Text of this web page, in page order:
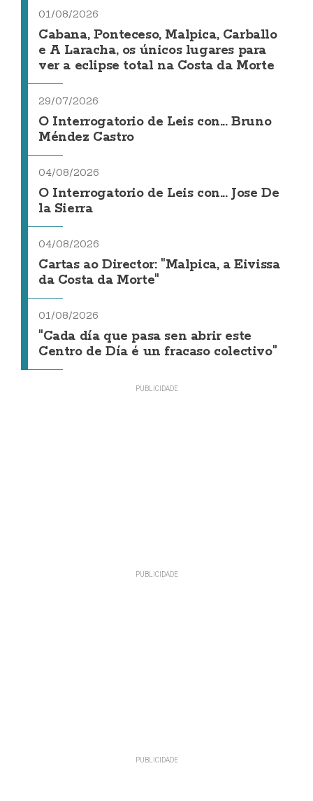
01/08/2026
Cabana, Ponteceso, Malpica, Carballo
e A Laracha, os únicos lugares para
ver a eclipse total na Costa da Morte
29/07/2026
O Interrogatorio de Leis con... Bruno
Méndez Castro
04/08/2026
O Interrogatorio de Leis con... Jose De
la Sierra
04/08/2026
Cartas ao Director: "Malpica, a Eivissa
da Costa da Morte"
01/08/2026
"Cada día que pasa sen abrir este
Centro de Día é un fracaso colectivo"